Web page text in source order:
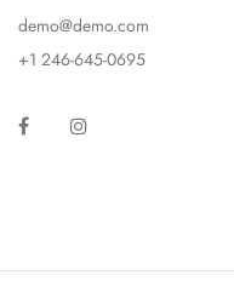
demo@demo.com
+1 246-645-0695
Facebook